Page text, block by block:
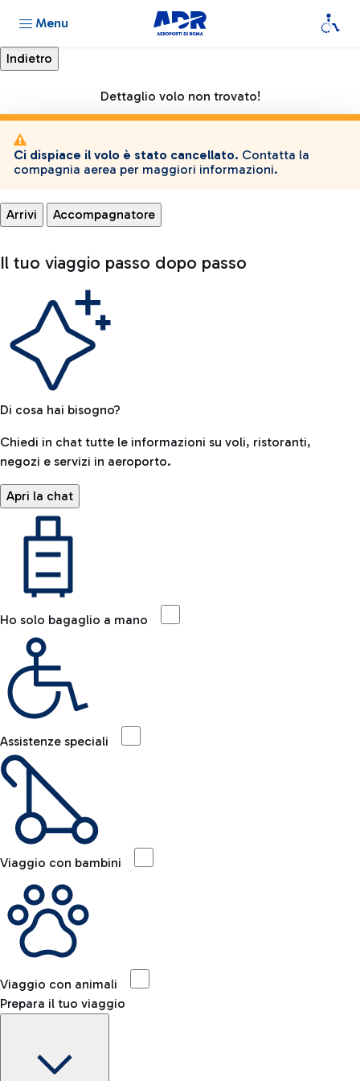
Menu
Dettaglio volo non trovato!
Ci dispiace il volo è stato cancellato. Contatta la
compagnia aerea per maggiori informazioni.
Arrivi Accompagnatore
Il tuo viaggio passo dopo passo
Di cosa hai bisogno?
Chiedi in chat tutte le informazioni su voli, ristoranti,
negozi e servizi in aeroporto.
Apri la chat
Ho solo bagaglio a mano
Assistenze speciali
Viaggio con bambini
Viaggio con animali
Prepara il tuo viaggio